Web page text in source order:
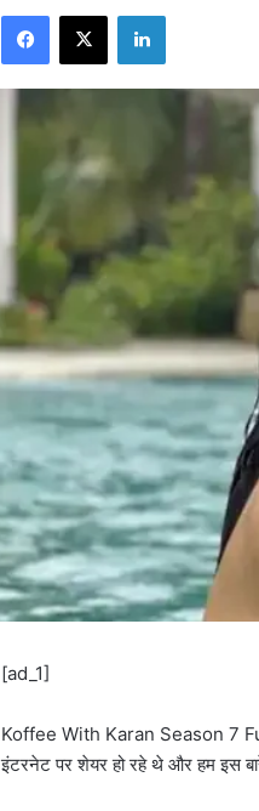
Facebook
X LinkedIn
[ad_1]
Koffee With Karan Season 7
इंटरनेट पर शेयर हो रहे थे और हम इस